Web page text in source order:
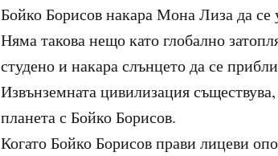
Бойко Борисов накара Мона Лиза да се
Няма такова нещо като глобално
студено и накара слънцето да се
Извънземната цивилизация
планета с Бойко Борисов.
Когато Бойко Борисов прави лицеви